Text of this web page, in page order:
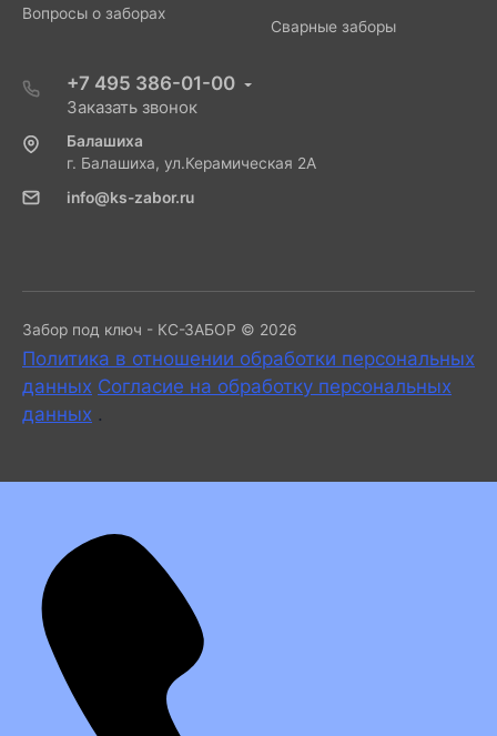
Вопросы о заборах
Сварные заборы
+7 495 386-01-00
Заказать звонок
Балашиха
г. Балашиха, ул.Керамическая 2А
info@ks-zabor.ru
Забор под ключ - КС-ЗАБОР © 2026
Политика в отношении обработки персональных
данных Согласие на обработку персональных
данных .